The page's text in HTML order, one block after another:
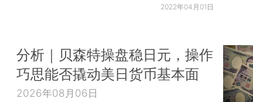
2022年04月01日
分析｜贝森特操盘稳日元，操作
巧思能否撬动美日货币基本面
2026年08月06日